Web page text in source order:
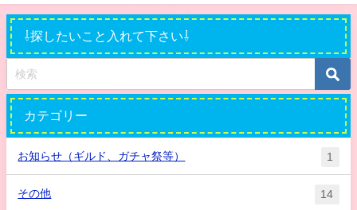
⇩探したいこと入れて下さい⇩
カテゴリー
お知らせ（ギルド、ガチャ祭等） 1
その他 14